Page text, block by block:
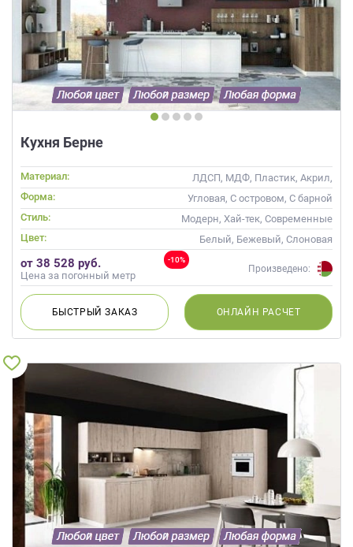
Кухня Берне
Материал:
ЛДСП, МДФ, Пластик, Акрил,
Alvic / УФ лак
Форма:
Угловая, С островом, С барной
стойкой
Стиль:
Модерн, Хай-тек, Современные
Цвет:
Белый, Бежевый, Слоновая
кость, Кремовый, Коричневый,
Капучино
-10%
от 38 528 руб.
Цена за погонный метр
Произведено:
БЫСТРЫЙЗАКАЗ ОНЛАЙН РАСЧЕТ